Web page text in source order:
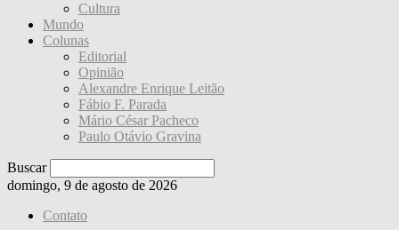
Cultura
Mundo
Colunas
Editorial
Opinião
Alexandre Enrique Leitão
Fábio F. Parada
Mário César Pacheco
Paulo Otávio Gravina
Buscar
domingo, 9 de agosto de 2026
Contato